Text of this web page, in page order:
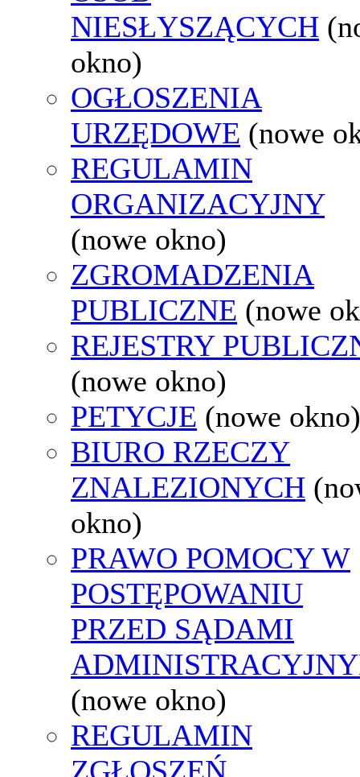
NIESŁYSZĄCYCH
okno)
OGŁOSZENIA
URZĘDOWE (nowe
REGULAMIN
ORGANIZACYJNY
(nowe okno)
ZGROMADZENIA
PUBLICZNE (nowe
REJESTRY
(nowe okno)
PETYCJE (nowe okno)
BIURO RZECZY
ZNALEZIONYCH
okno)
PRAWO POMOCY W
POSTĘPOWANIU
PRZED SĄDAMI
(nowe okno)
REGULAMIN